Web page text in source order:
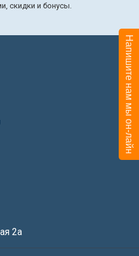
скидки и бонусы.
2а
Напишите нам мы он-лайн